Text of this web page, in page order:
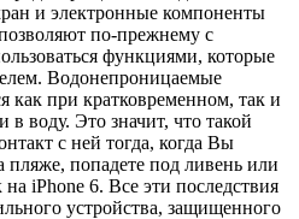
и электронные компоненты
по-прежнему с
функциями, которые
Водонепроницаемые
как при кратковременном, так и
воду. Это значит, что такой
с ней тогда, когда Вы
пляже, попадете под ливень или
на iPhone 6. Все эти последствия
устройства, защищенного